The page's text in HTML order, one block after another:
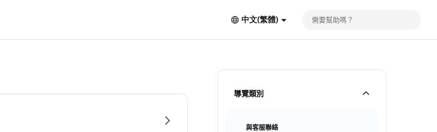
中文(繁體)
導覽類別
與客服聯絡